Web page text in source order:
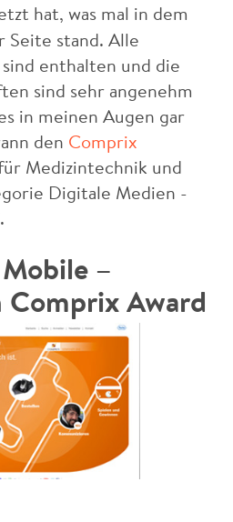
hat, was mal in dem
stand. Alle
enthalten und die
sind sehr angenehm
in meinen Augen gar
den Comprix
Medizintechnik und
Digitale Medien -
–
Comprix Award